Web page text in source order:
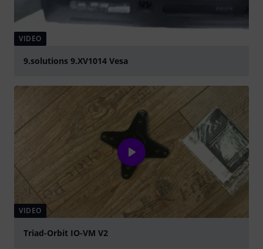
VIDEO
9.solutions 9.XV1014 Vesa
VIDEO
Triad-Orbit IO-VM V2